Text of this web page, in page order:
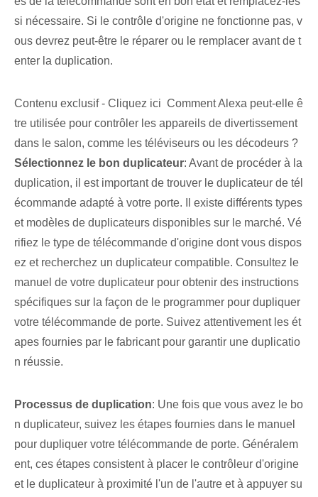
si nécessaire. Si le contrôle d'origine ne fonctionne pas, v
ous devrez peut-être le réparer ou le remplacer avant de t
enter la duplication.
Contenu exclusif - Cliquez ici Comment Alexa peut-elle ê
tre utilisée pour contrôler les appareils de divertissement
dans le salon, comme les téléviseurs ou les décodeurs ?
Sélectionnez le bon duplicateur: Avant de procéder à la
duplication, il est important de trouver le duplicateur de tél
écommande adapté à votre porte. Il existe différents types
et modèles de duplicateurs disponibles sur le marché. Vé
rifiez le type de télécommande d'origine dont vous dispos
ez et recherchez un duplicateur compatible. Consultez le
manuel de votre duplicateur pour obtenir des instructions
spécifiques sur la façon de le programmer pour dupliquer
votre télécommande de porte. Suivez attentivement les ét
apes fournies par le fabricant pour garantir une duplicatio
n réussie.
Processus de duplication: Une fois que vous avez le bo
n duplicateur, suivez les étapes fournies dans le manuel
pour dupliquer votre télécommande de porte. Généralem
ent, ces étapes consistent à placer le contrôleur d'origine
et le duplicateur à proximité l'un de l'autre et à appuyer su